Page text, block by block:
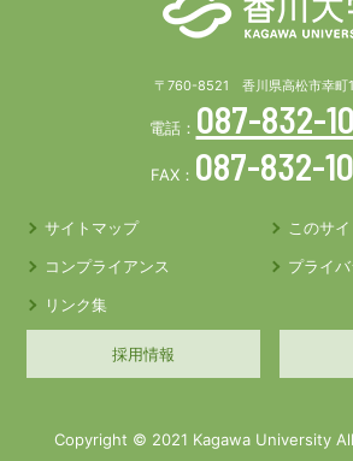
〒760-8521 香川県高松市幸町
電話： 087-832-
FAX： 087-832-
サイトマップ
このサ
コンプライアンス
プライ
リンク集
採用情報
Copyright © 2021 Kagawa University